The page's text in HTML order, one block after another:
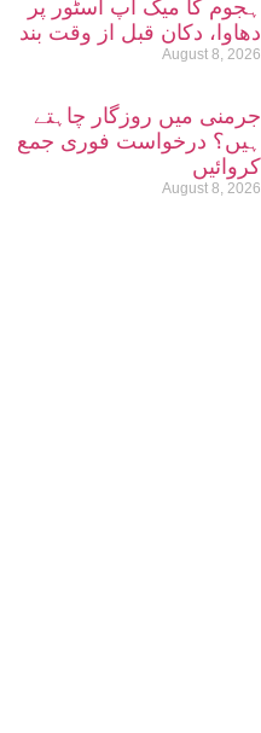
ہجوم کا میک اپ اسٹور پر
دھاوا، دکان قبل از وقت بند
August 8, 2026
جرمنی میں روزگار چاہتے
ہیں؟ درخواست فوری جمع
کروائیں
August 8, 2026